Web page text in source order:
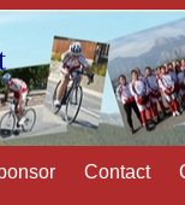
Contact